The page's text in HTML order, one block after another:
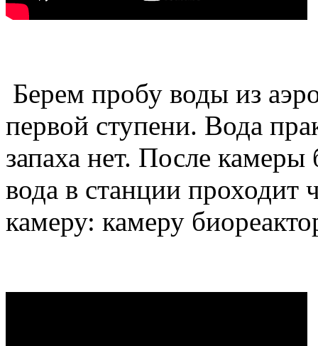
Берем пробу воды из
первой ступени. Вода
запаха нет. После камеры
вода в станции
камеру: камеру